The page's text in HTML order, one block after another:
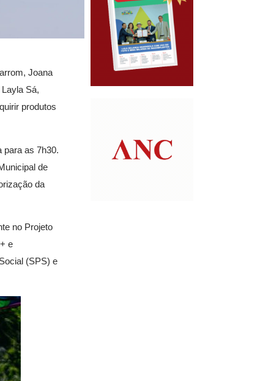
Joana
Sá,
produtos
para as 7h30.
de
da
no Projeto
e
(SPS) e